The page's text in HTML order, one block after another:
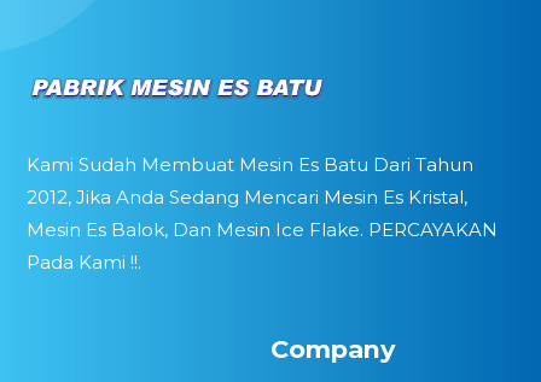
Kami Sudah Membuat Mesin Es Batu Dari Tahun
2012, Jika Anda Sedang Mencari Mesin Es Kristal,
Mesin Es Balok, Dan Mesin Ice Flake. PERCAYAKAN
Pada Kami !!.
Company